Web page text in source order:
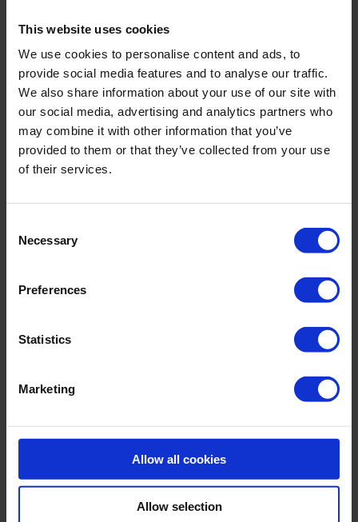
This website uses cookies
We use cookies to personalise content and ads, to
provide social media features and to analyse our traffic.
We also share information about your use of our site with
our social media, advertising and analytics partners who
may combine it with other information that you’ve
provided to them or that they’ve collected from your use
of their services.
Selection
Necessary
Preferences
Statistics
Marketing
Allow all cookies
Allow selection
Produktdetails
Beschreibung:
- verstellbarer Beinausschnitt
Art.-Nr.: 466_784_608
Oberstoff: 85% recyceltes Polyamid,15% Elasthan
Care Symbols:
WEITERE ARTIKEL